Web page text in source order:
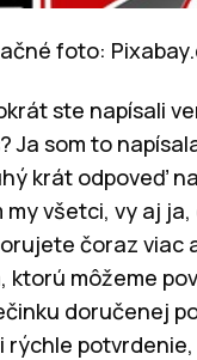
foto:
ste napísali
Ja som to
krát odpoveď
my všetci, vy aj ja,
čoraz viac
ktorú môžeme
doručenej
rýchle